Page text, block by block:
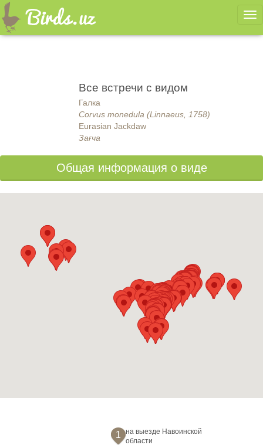
Все встречи с видом
Галка
Corvus monedula (Linnaeus, 1758)
Eurasian Jackdaw
Зағча
Общая информация о виде
1
на выезде Навоинской
области